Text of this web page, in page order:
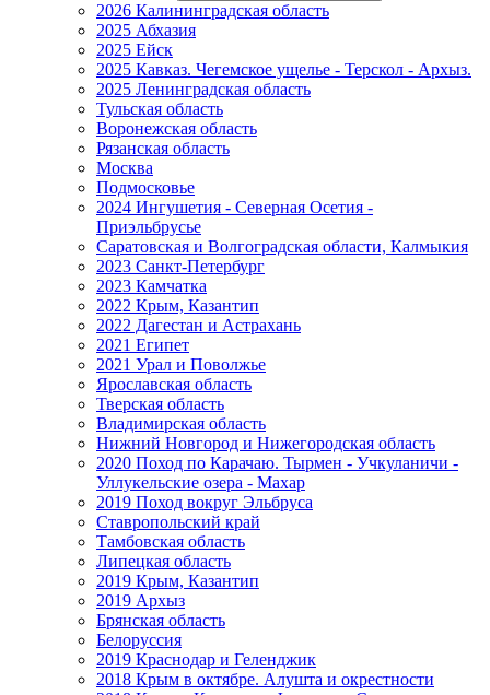
2026 Калининградская область
2025 Абхазия
2025 Ейск
2025 Кавказ. Чегемское ущелье - Терскол - Архыз.
2025 Ленинградская область
Тульская область
Воронежская область
Рязанская область
Москва
Подмосковье
2024 Ингушетия - Северная Осетия -
Приэльбрусье
Саратовская и Волгоградская области, Калмыкия
2023 Санкт-Петербург
2023 Камчатка
2022 Крым, Казантип
2022 Дагестан и Астрахань
2021 Египет
2021 Урал и Поволжье
Ярославская область
Тверская область
Владимирская область
Нижний Новгород и Нижегородская область
2020 Поход по Карачаю. Тырмен - Учкуланичи -
Уллукельские озера - Махар
2019 Поход вокруг Эльбруса
Ставропольский край
Тамбовская область
Липецкая область
2019 Крым, Казантип
2019 Архыз
Брянская область
Белоруссия
2019 Краснодар и Геленджик
2018 Крым в октябре. Алушта и окрестности